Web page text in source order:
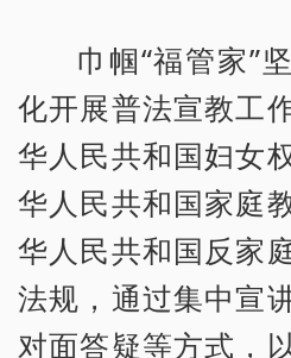
巾帼“福管家”
化开展普法宣教工
华人民共和国妇女
华人民共和国家庭
华人民共和国反家
法规，通过集中宣
对面答疑等方式，